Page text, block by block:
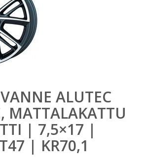
ALUTEC
MATTALAKATTU
| 7,5×17 |
| KR70,1